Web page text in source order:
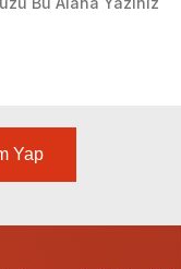
Yap